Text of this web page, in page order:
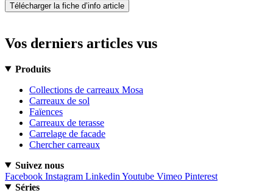
Télécharger la fiche d’info article
Vos derniers articles vus
Produits
Collections de carreaux Mosa
Carreaux de sol
Faïences
Carreaux de terasse
Carrelage de facade
Chercher carreaux
Suivez nous
Facebook Instagram Linkedin Youtube Vimeo Pinterest
Séries